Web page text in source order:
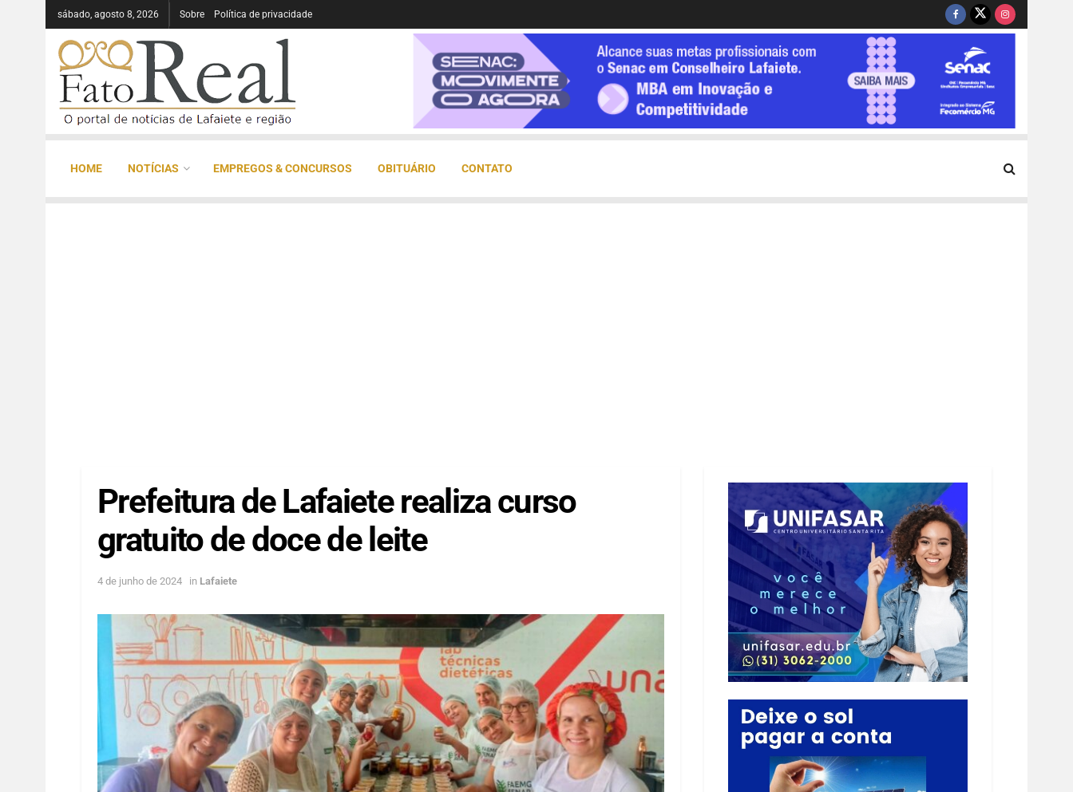
sábado, agosto 8, 2026 Sobre Política de privacidade
HOME NOTÍCIAS EMPREGOS & CONCURSOS OBITUÁRIO CONTATO
Prefeitura de Lafaiete realiza curso
gratuito de doce de leite
4 de junho de 2024 in Lafaiete